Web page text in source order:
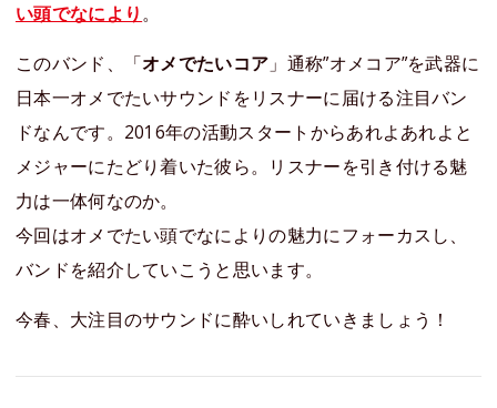
い頭でなにより。
このバンド、「オメでたいコア 」通称”オメコア”を武器に
日本一オメでたいサウンドをリスナーに届ける注目バン
ドなんです。2016年の活動スタートからあれよあれよと
メジャーにたどり着いた彼ら。リスナーを引き付ける魅
力は一体何なのか。
今回はオメでたい頭でなによりの魅力にフォーカスし、
バンドを紹介していこうと思います。
今春、大注目のサウンドに酔いしれていきましょう！